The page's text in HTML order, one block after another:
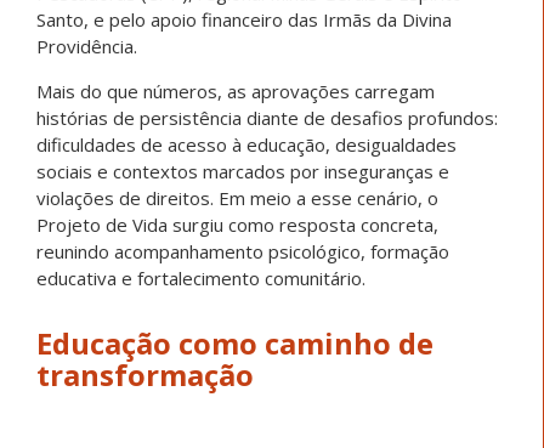
Santo, e pelo apoio financeiro das Irmãs da Divina
Providência.
Mais do que números, as aprovações carregam
histórias de persistência diante de desafios profundos:
dificuldades de acesso à educação, desigualdades
sociais e contextos marcados por inseguranças e
violações de direitos. Em meio a esse cenário, o
Projeto de Vida surgiu como resposta concreta,
reunindo acompanhamento psicológico, formação
educativa e fortalecimento comunitário.
Educação como caminho de
transformação